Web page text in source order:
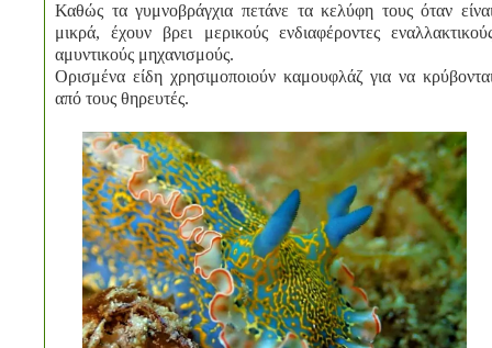
Καθώς τα γυμνοβράγχια πετάνε τα κελύφη τους όταν
μικρά, έχουν βρει μερικούς ενδιαφέροντες
αμυντικούς μηχανισμούς.
Ορισμένα είδη χρησιμοποιούν καμουφλάζ για να
από τους θηρευτές.